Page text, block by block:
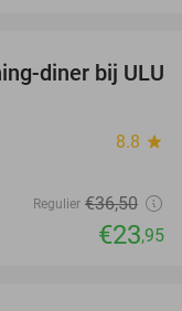
34%
diner bij ULU
8.8 star
Regulier €36,50
€23,95